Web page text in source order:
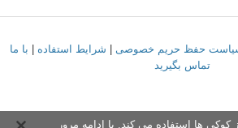
حفظ حریم خصوصی شرایط استفاده
با ما
تماس بگیرید
کوکی ها استفاده می کند. با ادامه مرور